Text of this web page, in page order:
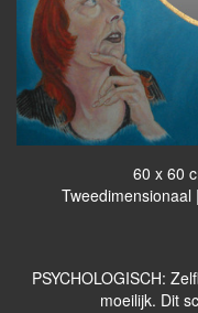
60 x 60
PSYCHOLOGISCH:
moeilijk. Dit